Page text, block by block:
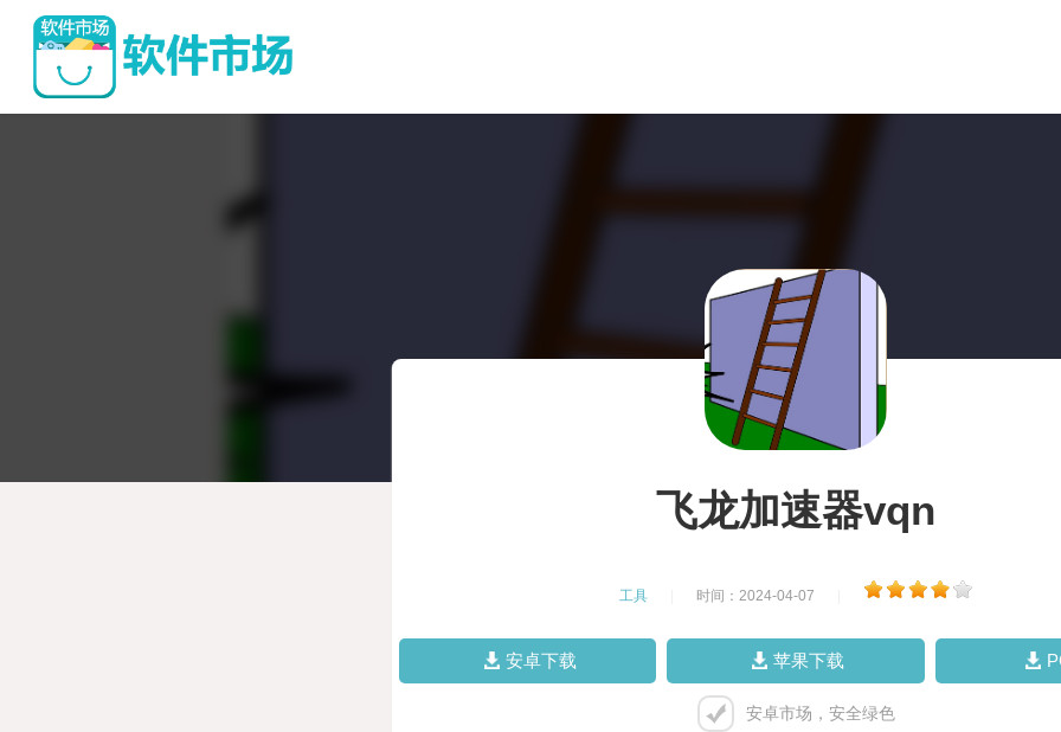
飞龙加速器vqn
工具 时间：2024-04-07
安卓下载 苹果下载
安卓市场，安全绿色